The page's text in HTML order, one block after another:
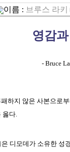
이름 : 브루스 라키
영감
- Bruce
하지 않은 사본으로
옳다.
디모데가 소유한 성